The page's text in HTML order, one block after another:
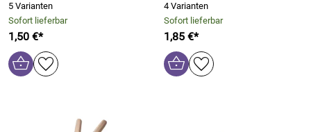
5 Varianten
Sofort lieferbar
1,50 €*
4 Varianten
Sofort lieferbar
1,85 €*